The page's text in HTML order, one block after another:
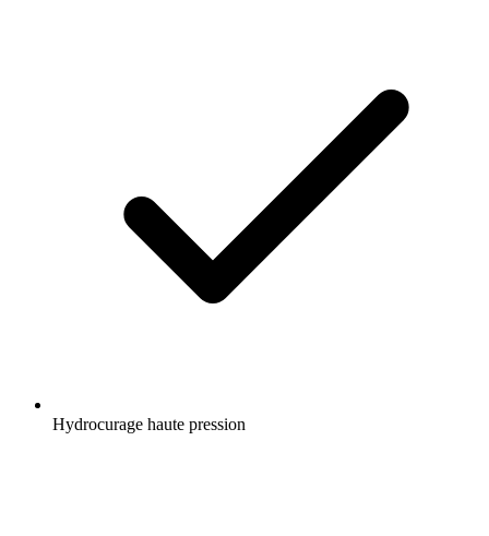
Hydrocurage haute pression